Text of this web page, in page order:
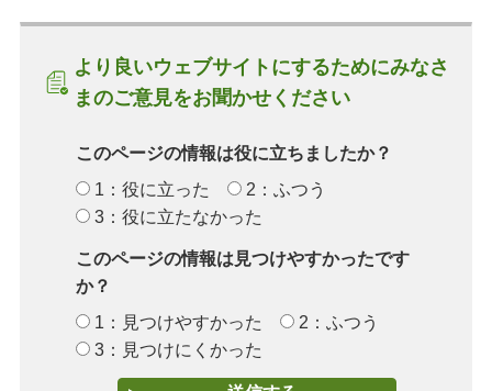
より良いウェブサイトにするためにみなさ
まのご意見をお聞かせください
このページの情報は役に立ちましたか？
1：役に立った
2：ふつう
3：役に立たなかった
このページの情報は見つけやすかったです
か？
1：見つけやすかった
2：ふつう
3：見つけにくかった